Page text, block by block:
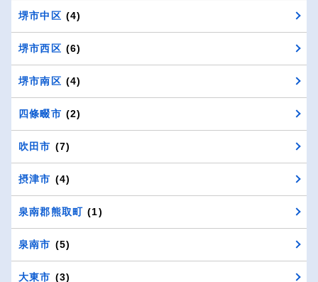
堺市中区 (4)
堺市西区 (6)
堺市南区 (4)
四條畷市 (2)
吹田市 (7)
摂津市 (4)
泉南郡熊取町 (1)
泉南市 (5)
大東市 (3)